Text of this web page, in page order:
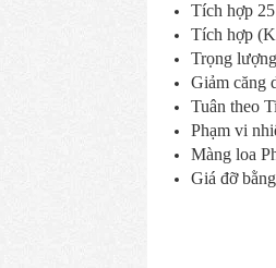
Tích hợp
Tích hợp
Trọng
Giảm căng
Tuân theo
Phạm vi
Màng loa
Giá đỡ